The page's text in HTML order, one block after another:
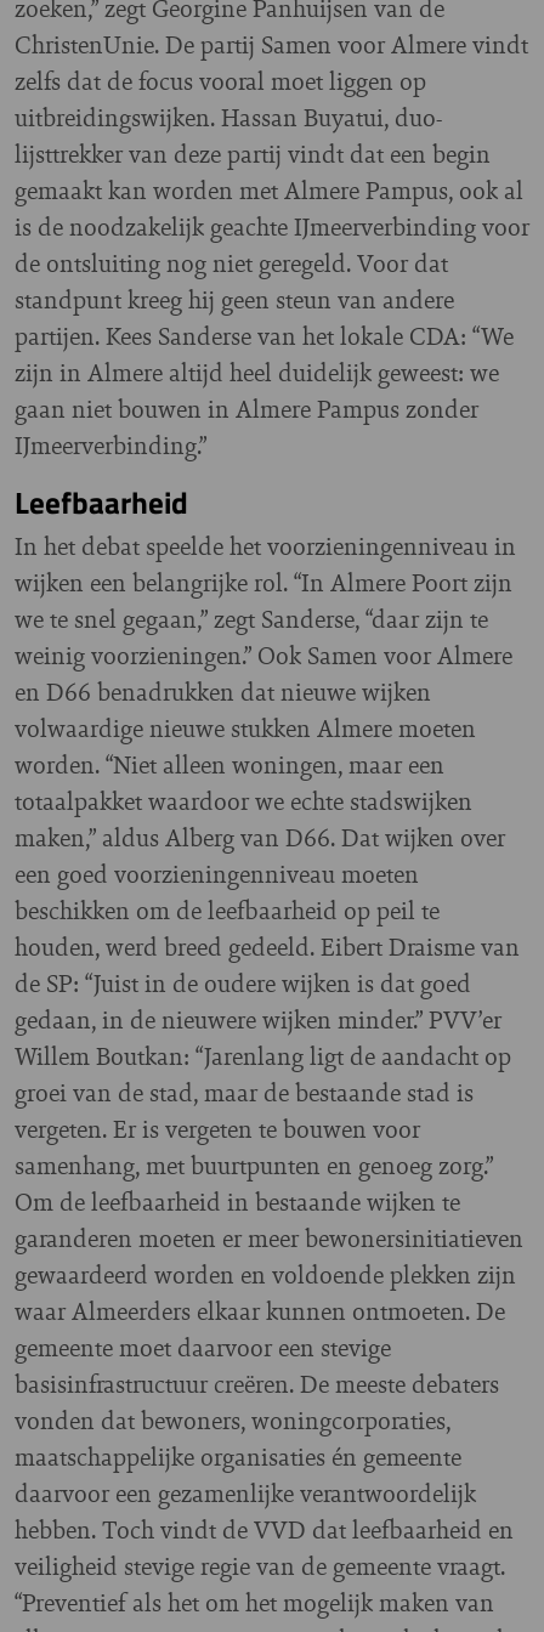
zoeken,” zegt Georgine Panhuijsen van de
ChristenUnie. De partij Samen voor Almere vindt
zelfs dat de focus vooral moet liggen op
uitbreidingswijken. Hassan Buyatui, duo-
lijsttrekker van deze partij vindt dat een begin
gemaakt kan worden met Almere Pampus, ook al
is de noodzakelijk geachte IJmeerverbinding voor
de ontsluiting nog niet geregeld. Voor dat
standpunt kreeg hij geen steun van andere
partijen. Kees Sanderse van het lokale CDA: “We
zijn in Almere altijd heel duidelijk geweest: we
gaan niet bouwen in Almere Pampus zonder
IJmeerverbinding.”
Leefbaarheid
In het debat speelde het voorzieningenniveau in
wijken een belangrijke rol. “In Almere Poort zijn
we te snel gegaan,” zegt Sanderse, “daar zijn te
weinig voorzieningen.” Ook Samen voor Almere
en D66 benadrukken dat nieuwe wijken
volwaardige nieuwe stukken Almere moeten
worden. “Niet alleen woningen, maar een
totaalpakket waardoor we echte stadswijken
maken,” aldus Alberg van D66. Dat wijken over
een goed voorzieningenniveau moeten
beschikken om de leefbaarheid op peil te
houden, werd breed gedeeld. Eibert Draisme van
de SP: “Juist in de oudere wijken is dat goed
gedaan, in de nieuwere wijken minder.” PVV’er
Willem Boutkan: “Jarenlang ligt de aandacht op
groei van de stad, maar de bestaande stad is
vergeten. Er is vergeten te bouwen voor
samenhang, met buurtpunten en genoeg zorg.”
Om de leefbaarheid in bestaande wijken te
garanderen moeten er meer bewonersinitiatieven
gewaardeerd worden en voldoende plekken zijn
waar Almeerders elkaar kunnen ontmoeten. De
gemeente moet daarvoor een stevige
basisinfrastructuur creëren. De meeste debaters
vonden dat bewoners, woningcorporaties,
maatschappelijke organisaties én gemeente
daarvoor een gezamenlijke verantwoordelijk
hebben. Toch vindt de VVD dat leefbaarheid en
veiligheid stevige regie van de gemeente vraagt.
“Preventief als het om het mogelijk maken van